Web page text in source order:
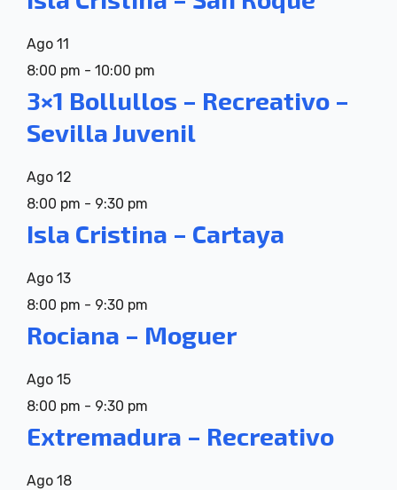
Ago 11
8:00 pm - 10:00 pm
3×1 Bollullos – Recreativo –
Sevilla Juvenil
Ago 12
8:00 pm - 9:30 pm
Isla Cristina – Cartaya
Ago 13
8:00 pm - 9:30 pm
Rociana – Moguer
Ago 15
8:00 pm - 9:30 pm
Extremadura – Recreativo
Ago 18